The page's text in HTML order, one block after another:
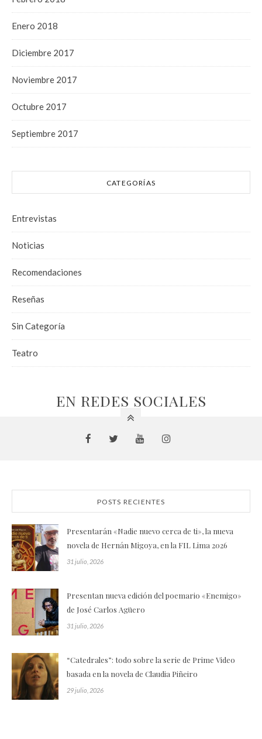
Enero 2018
Diciembre 2017
Noviembre 2017
Octubre 2017
Septiembre 2017
CATEGORÍAS
Entrevistas
Noticias
Recomendaciones
Reseñas
Sin Categoría
Teatro
EN REDES SOCIALES
POSTS RECIENTES
Presentarán «Nadie nuevo cerca de ti», la nueva
novela de Hernán Migoya, en la FIL Lima 2026
31 julio, 2026
Presentan nueva edición del poemario «Enemigo»
de José Carlos Agüero
31 julio, 2026
“Catedrales”: todo sobre la serie de Prime Video
basada en la novela de Claudia Piñeiro
29 julio, 2026